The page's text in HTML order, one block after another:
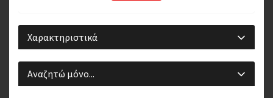
Χαρακτηριστικά
Αναζητώ μόνο...